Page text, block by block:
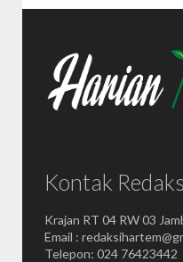
Kontak
Krajan RT 04 RW 03
Email :
Telepon: 024 76423442